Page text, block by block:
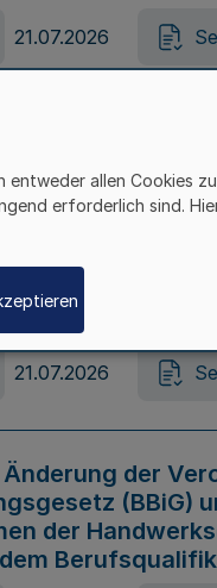
21.07.2026
von
–
21.07.2026
Online-
21.07.2026
der
(BBiG)
der
allen Cookies
erforderlich sind.